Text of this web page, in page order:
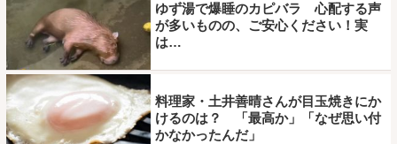
ゆず湯で爆睡のカピバラ 心配する声
が多いものの、ご安心ください！実
は…
料理家・土井善晴さんが目玉焼きにか
けるのは？ 「最高か」「なぜ思い付
かなかったんだ」